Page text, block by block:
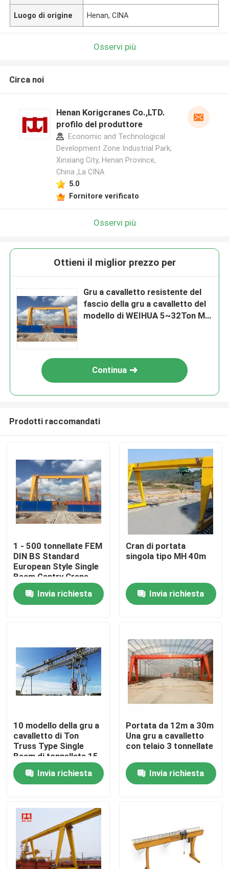
Casa
Prodotti
Fatory Tour
Contattaci
Gru a ponte
Gru a ponte monotrave
Doppia gru a cavalletto della trave
Luogo di origine Henan, CINA
Osservi più
Circa noi
Henan Korigcranes Co.,LTD.
profilo del produttore
Economic and Technological
Development Zone Industrial Park,
Xinxiang City, Henan Province,
China ,La CINA
5.0
Fornitore verificato
Osservi più
Ottieni il miglior prezzo per
Gru a cavalletto resistente del
fascio della gru a cavalletto del
modello di WEIHUA 5~32Ton MH
Continua
Prodotti raccomandati
1 - 500 tonnellate FEM
DIN BS Standard
European Style Single
Beam Gantry Crane
Invia richiesta
Cran di portata
singola tipo MH 40m
Invia richiesta
10 modello della gru a
cavalletto di Ton
Truss Type Single
Beam di tonnellata 15
MH
Invia richiesta
Portata da 12m a 30m
Una gru a cavalletto
con telaio 3 tonnellate
Invia richiesta